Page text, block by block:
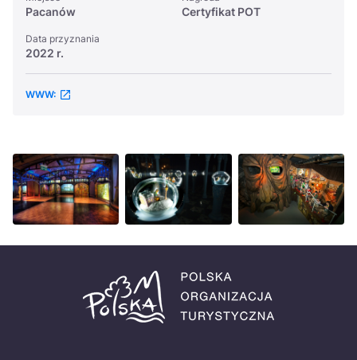
Pacanów Certyfikat POT
Data przyznania
2022 r.
WWW: